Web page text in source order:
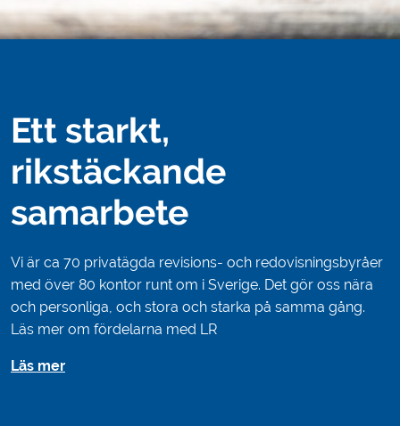
Ett starkt,
rikstäckande
samarbete
Vi är ca 70 privatägda revisions- och redovisningsbyråer
med över 80 kontor runt om i Sverige. Det gör oss nära
och personliga, och stora och starka på samma gång.
Läs mer om fördelarna med LR
Läs mer